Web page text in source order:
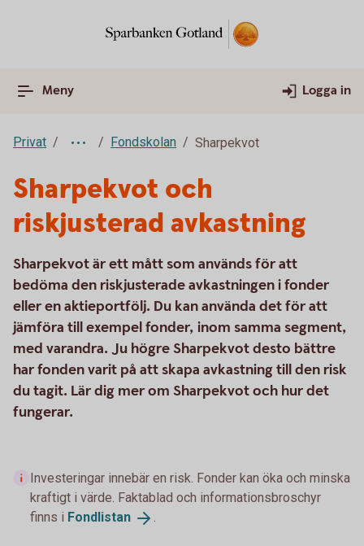
Meny Logga in
Privat Fondskolan Sharpekvot
Sharpekvot och
riskjusterad avkastning
Sharpekvot är ett mått som används för att
bedöma den riskjusterade avkastningen i fonder
eller en aktieportfölj. Du kan använda det för att
jämföra till exempel fonder, inom samma segment,
med varandra. Ju högre Sharpekvot desto bättre
har fonden varit på att skapa avkastning till den risk
du tagit. Lär dig mer om Sharpekvot och hur det
fungerar.
Investeringar innebär en risk. Fonder kan öka och minska
kraftigt i värde. Faktablad och informationsbroschyr
finns i Fondlistan .